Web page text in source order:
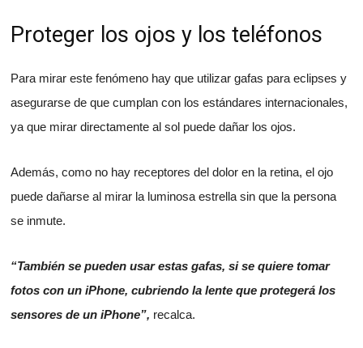
Proteger los ojos y los teléfonos
Para mirar este fenómeno hay que utilizar gafas para eclipses y
asegurarse de que cumplan con los estándares internacionales,
ya que mirar directamente al sol puede dañar los ojos.
Además, como no hay receptores del dolor en la retina, el ojo
puede dañarse al mirar la luminosa estrella sin que la persona
se inmute.
“También se pueden usar estas gafas, si se quiere tomar
fotos con un iPhone, cubriendo la lente que protegerá los
sensores de un iPhone”, recalca.